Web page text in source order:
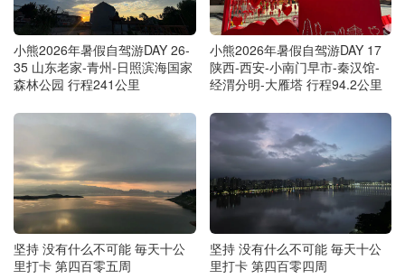
小熊2026年暑假自驾游DAY 26-
35 山东老家-青州-日照滨海国家
森林公园 行程241公里
小熊2026年暑假自驾游DAY 17
陕西-西安-小南门早市-秦汉馆-
经渭分明-大雁塔 行程94.2公里
坚持 没有什么不可能 毎天十公
里打卡 第四百零五周
坚持 没有什么不可能 毎天十公
里打卡 第四百零四周